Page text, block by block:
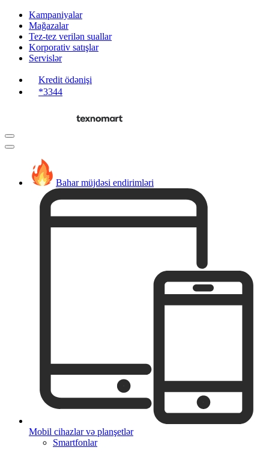
Kampaniyalar
Mağazalar
Tez-tez verilən suallar
Korporativ satışlar
Servislər
Kredit ödənişi
*3344
Bahar müjdəsi endirimləri
Mobil cihazlar və planşetlər
Smartfonlar